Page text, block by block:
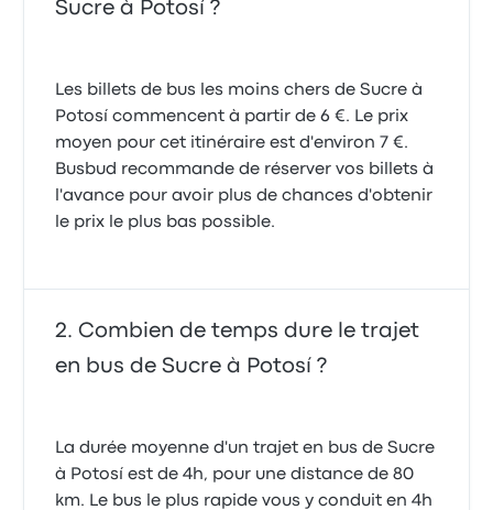
29 août 2024
Sucre à Potosí ?
Les billets de bus les moins chers de Sucre à
Potosí commencent à partir de 6 €. Le prix
moyen pour cet itinéraire est d'environ 7 €.
Busbud recommande de réserver vos billets à
l'avance pour avoir plus de chances d'obtenir
le prix le plus bas possible.
Combien de temps dure le trajet
en bus de Sucre à Potosí ?
La durée moyenne d'un trajet en bus de Sucre
à Potosí est de 4h, pour une distance de 80
km. Le bus le plus rapide vous y conduit en 4h